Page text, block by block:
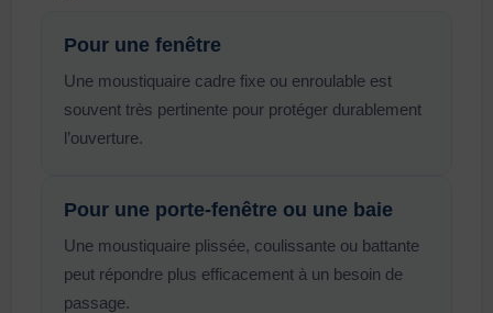
Pour une fenêtre
Une moustiquaire cadre fixe ou enroulable est
souvent très pertinente pour protéger durablement
l’ouverture.
Pour une porte-fenêtre ou une baie
Une moustiquaire plissée, coulissante ou battante
peut répondre plus efficacement à un besoin de
passage.